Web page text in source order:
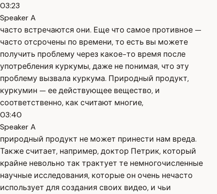
03:23
Speaker A
часто встречаются они. Еще что самое противное —
часто отсрочены по времени, то есть вы можете
получить проблему через какое-то время после
употребления куркумы, даже не понимая, что эту
проблему вызвала куркума. Природный продукт,
куркумин — ее действующее вещество, и
соответственно, как считают многие,
03:40
Speaker A
природный продукт не может принести нам вреда.
Также считает, например, доктор Петрик, который
крайне невольно так трактует те немногочисленные
научные исследования, которые он очень нечасто
использует для создания своих видео, и чьи